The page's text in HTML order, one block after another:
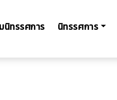
นิทรรศการ นิทรรศการ